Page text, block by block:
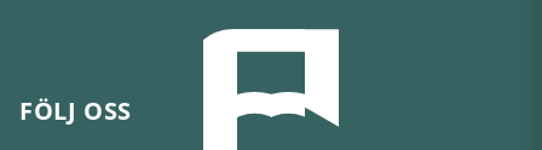
FÖLJ OSS